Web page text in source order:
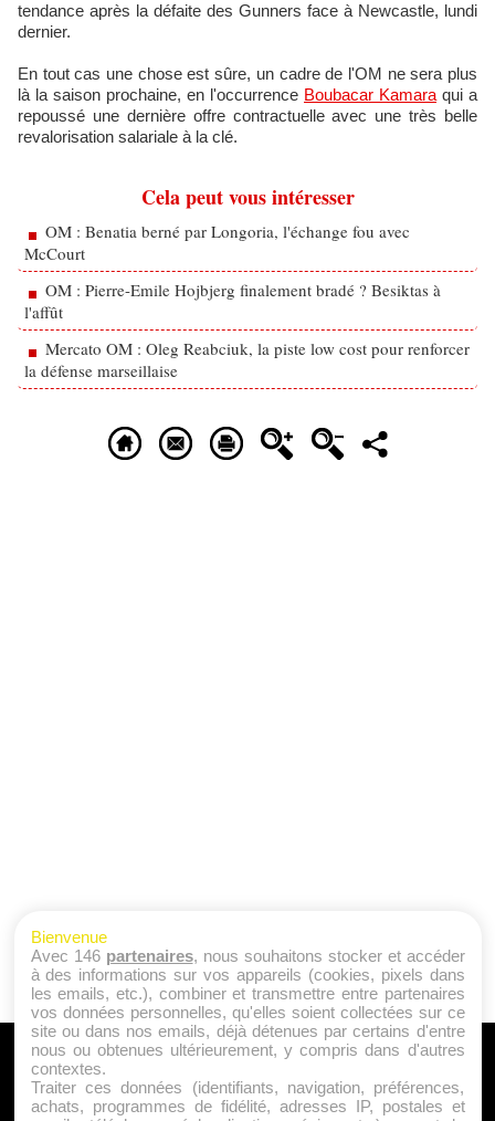
tendance après la défaite des Gunners face à Newcastle, lundi
dernier.
En tout cas une chose est sûre, un cadre de l'OM ne sera plus
là la saison prochaine, en l'occurrence Boubacar Kamara qui a
repoussé une dernière offre contractuelle avec une très belle
revalorisation salariale à la clé.
Cela peut vous intéresser
OM : Benatia berné par Longoria, l'échange fou avec
McCourt
OM : Pierre-Emile Hojbjerg finalement bradé ? Besiktas à
l'affût
Mercato OM : Oleg Reabciuk, la piste low cost pour renforcer
la défense marseillaise
A PROPOS
Qui sommes nous ?
Bienvenue
Avec 146 partenaires, nous souhaitons stocker et accéder
à des informations sur vos appareils (cookies, pixels dans
les emails, etc.), combiner et transmettre entre partenaires
vos données personnelles, qu'elles soient collectées sur ce
site ou dans nos emails, déjà détenues par certains d'entre
nous ou obtenues ultérieurement, y compris dans d'autres
contextes.
Traiter ces données (identifiants, navigation, préférences,
achats, programmes de fidélité, adresses IP, postales et